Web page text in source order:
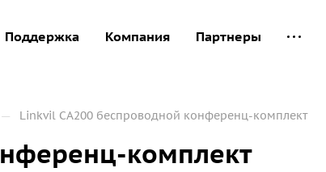
Поддержка Компания Партнеры
— Linkvil CA200 беспроводной конференц-комплект
комплект